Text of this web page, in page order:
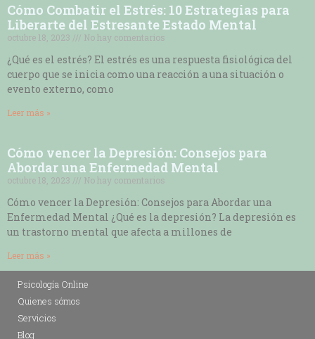
Cómo Combatir el Estrés: 10 Estrategias para
Liberarte del Estresante Estado Mental
octubre 18, 2023 No hay comentarios
¿Qué es el estrés? El estrés es una respuesta fisiológica del
cuerpo que se inicia como una reacción a una situación o
evento externo, como
Leer más »
Cómo vencer la Depresión: Consejos para
Abordar una Enfermedad Mental
octubre 18, 2023 No hay comentarios
Cómo vencer la Depresión: Consejos para Abordar una
Enfermedad Mental ¿Qué es la depresión? La depresión es
un trastorno mental que afecta a millones de
Leer más »
Psicología Online
Quienes sómos
Servicios
Blog